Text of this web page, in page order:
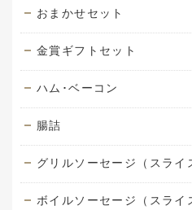
おまかせセット
金賞ギフトセット
ハム･ベーコン
腸詰
グリルソーセージ（スライ
ボイルソーセージ（スライ